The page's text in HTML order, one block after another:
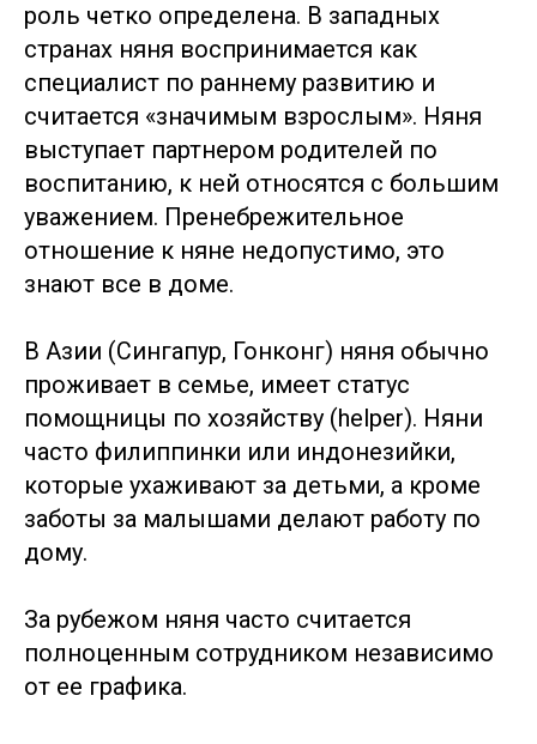
роль четко определена. В западных
странах няня воспринимается как
специалист по раннему развитию и
считается «значимым взрослым». Няня
выступает партнером родителей по
воспитанию, к ней относятся с большим
уважением. Пренебрежительное
отношение к няне недопустимо, это
знают все в доме.
В Азии (Сингапур, Гонконг) няня обычно
проживает в семье, имеет статус
помощницы по хозяйству (helper). Няни
часто филиппинки или индонезийки,
которые ухаживают за детьми, а кроме
заботы за малышами делают работу по
дому.
За рубежом няня часто считается
полноценным сотрудником независимо
от ее графика.